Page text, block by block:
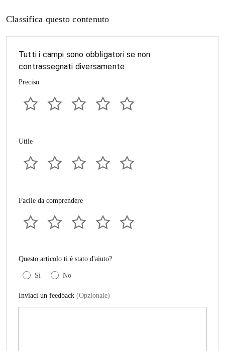
Classifica questo contenuto
Tutti i campi sono obbligatori se non
contrassegnati diversamente.
Preciso
Utile
Facile da comprendere
Questo articolo ti è stato d'aiuto?
Sì No
Inviaci un feedback (Opzionale)